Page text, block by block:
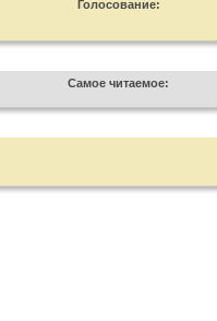
Голосование:
Самое читаемое: